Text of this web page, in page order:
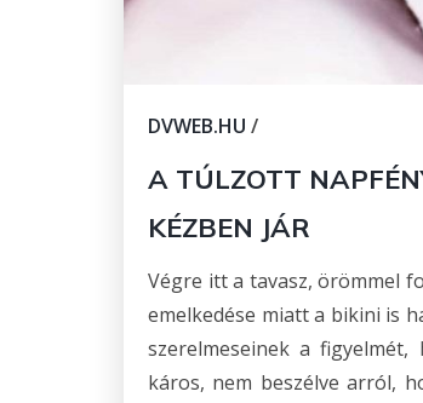
DVWEB.HU /
A TÚLZOTT
KÉZBEN JÁR
Végre itt a tavasz, örömmel
emelkedése miatt a bikini is
szerelmeseinek a
káros, nem beszélve arról,